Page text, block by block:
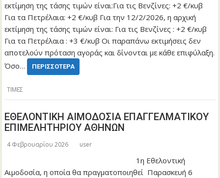
εκτίμηση της τάσης τιμών είναι:Για τις Βενζίνες: +2 €/κυβ
Για τα Πετρέλαια: +2 €/κυβ Για την 12/2/2026, η αρχική
εκτίμηση της τάσης τιμών είναι: Για τις Βενζίνες : +2 €/κυβ
Για τα Πετρέλαια : +3 €/κυβ Οι παραπάνω εκτιμήσεις δεν
αποτελούν πρόταση αγοράς και δίνονται με κάθε επιφύλαξη.
Όσο…
ΠΕΡΙΣΣΌΤΕΡΑ
ΤΙΜΕΣ
ΕΘΕΛΟΝΤΙΚΗ ΑΙΜΟΔΟΣΙΑ ΕΠΑΓΓΕΛΜΑΤΙΚΟΥ
ΕΠΙΜΕΛΗΤΗΡΙΟΥ ΑΘΗΝΩΝ
4 Φεβρουαρίου 2026 user
1η Εθελοντική
Αιμοδοσία, η οποία θα πραγματοποιηθεί Παρασκευή 6